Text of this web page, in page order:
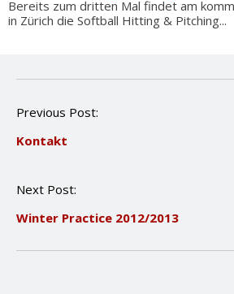
Bereits zum dritten Mal findet am
in Zürich die Softball Hitting & Pitching...
P
s
a
i
Previous Post:
Kontakt
Next Post:
Winter Practice 2012/2013